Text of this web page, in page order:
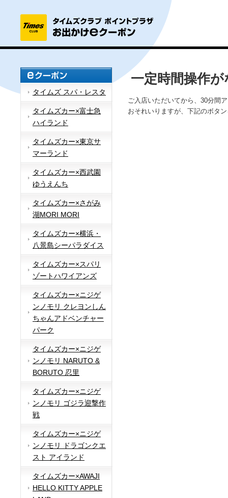
タイムズ スパ・レスタ
タイムズカー×富士急
ハイランド
タイムズカー×東京サ
マーランド
タイムズカー×西武園
ゆうえんち
タイムズカー×さがみ
湖MORI MORI
タイムズカー×横浜・
八景島シーパラダイス
タイムズカー×スパリ
ゾートハワイアンズ
タイムズカー×ニジゲ
ンノモリ クレヨンしん
ちゃんアドベンチャー
パーク
タイムズカー×ニジゲ
ンノモリ NARUTO &
BORUTO 忍里
タイムズカー×ニジゲ
ンノモリ ゴジラ迎撃作
戦
タイムズカー×ニジゲ
ンノモリ ドラゴンクエ
スト アイランド
タイムズカー×AWAJI
HELLO KITTY APPLE
一定時間操作
ご入店いただいてから、30分間
おそれいりますが、下記のボタ